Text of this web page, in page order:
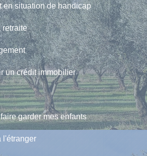
en situation de handicap
retraite
un crédit immobilier
garder mes enfants
l'étranger